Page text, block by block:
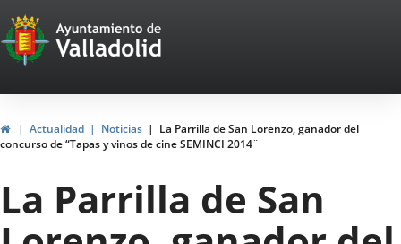
Portal
Web
del
Ayuntamiento
de
Valladolid
InicioActualidad Noticias
La Parrilla de San Lorenzo, ganador del
concurso de “Tapas y vinos de cine SEMINCI 2014¨
La Parrilla de San